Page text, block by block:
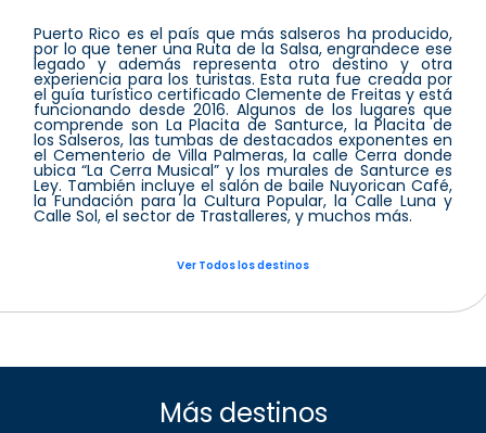
Puerto Rico es el país que más salseros ha producido,
por lo que tener una Ruta de la Salsa, engrandece ese
legado y además representa otro destino y otra
experiencia para los turistas. Esta ruta fue creada por
el guía turístico certificado Clemente de Freitas y está
funcionando desde 2016. Algunos de los lugares que
comprende son La Placita de Santurce, la Placita de
los Salseros, las tumbas de destacados exponentes en
el Cementerio de Villa Palmeras, la calle Cerra donde
ubica “La Cerra Musical” y los murales de Santurce es
Ley. También incluye el salón de baile Nuyorican Café,
la Fundación para la Cultura Popular, la Calle Luna y
Calle Sol, el sector de Trastalleres, y muchos más.
Ver Todos los destinos
Más destinos